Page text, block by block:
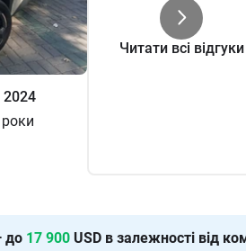
2024
Читати всі відгуки
до 17 900USD в залежності від